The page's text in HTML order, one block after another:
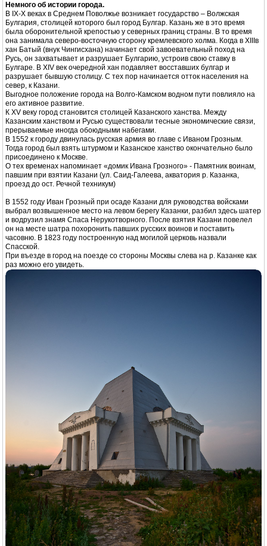
Немного об истории города.
В IX-X веках в Среднем Поволжье возникает государство – Волжская
Булгария, столицей которого был город Булгар. Казань же в это время
была оборонительной крепостью у северных границ страны. В то время
она занимала северо-восточную сторону кремлевского холма. Когда в XIIIв
хан Батый (внук Чингисхана) начинает свой завоевательный поход на
Русь, он захватывает и разрушает Булгарию, устроив свою ставку в
Булгаре. В XIV век очередной хан подавляет восставших булгар и
разрушает бывшую столицу. С тех пор начинается отток населения на
север, к Казани.
Выгодное положение города на Волго-Камском водном пути повлияло на
его активное развитие.
К XV веку город становится столицей Казанского ханства. Между
Казанским ханством и Русью существовали тесные экономические связи,
прерываемые иногда обоюдными набегами.
В 1552 к городу двинулась русская армия во главе с Иваном Грозным.
Тогда город был взять штурмом и Казанское ханство окончательно было
присоединено к Москве.
О тех временах напоминает «домик Ивана Грозного» - Памятник воинам,
павшим при взятии Казани (ул. Саид-Галеева, акватория р. Казанка,
проезд до ост. Речной техникум)
В 1552 году Иван Грозный при осаде Казани для руководства войсками
выбрал возвышенное место на левом берегу Казанки, разбил здесь шатер
и водрузил знамя Спаса Нерукотворного. После взятия Казани повелел
он на месте шатра похоронить павших русских воинов и поставить
часовню. В 1823 году построенную над могилой церковь назвали
Спасской.
При въезде в город на поезде со стороны Москвы слева на р. Казанке как
раз можно его увидеть.